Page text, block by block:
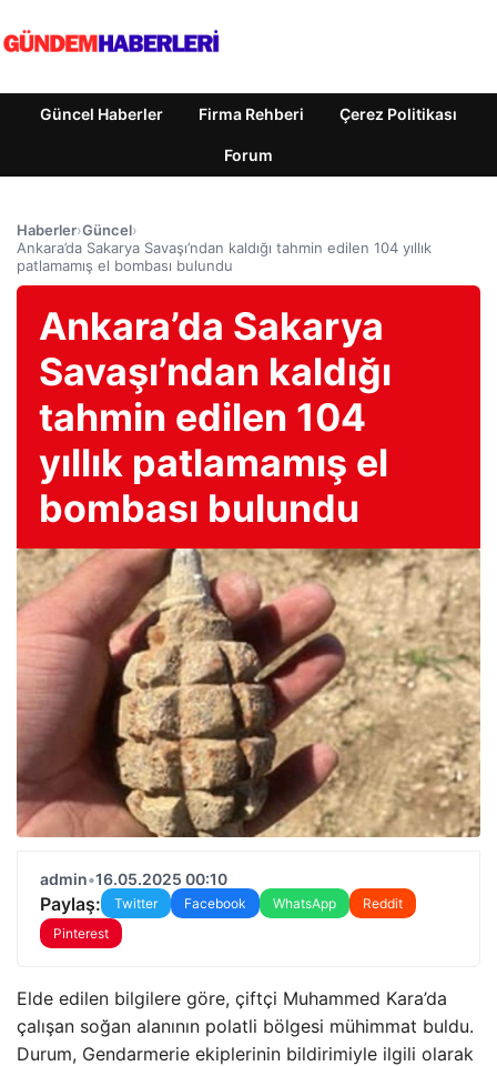
Güncel Haberler Firma Rehberi Çerez Politikası
Forum
Haberler›Güncel›
Ankara’da Sakarya Savaşı’ndan kaldığı tahmin edilen 104 yıllık
patlamamış el bombası bulundu
Ankara’da Sakarya
Savaşı’ndan kaldığı
tahmin edilen 104
yıllık patlamamış el
bombası bulundu
admin•16.05.2025 00:10
Paylaş: Twitter Facebook WhatsApp
Reddit
Pinterest
Elde edilen bilgilere göre, çiftçi Muhammed Kara’da
çalışan soğan alanının polatli bölgesi mühimmat buldu.
Durum, Gendarmerie ekiplerinin bildirimiyle ilgili olarak